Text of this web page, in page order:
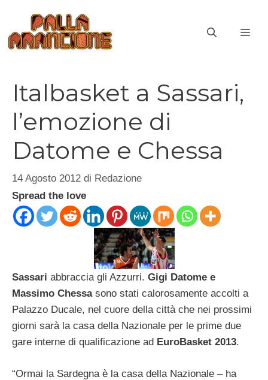
contenuto
Italbasket a Sassari,
l’emozione di
Datome e Chessa
14 Agosto 2012 di Redazione
Spread the love
Sassari abbraccia gli Azzurri. Gigi Datome e
Massimo Chessasono stati calorosamente accolti a
Palazzo Ducale, nel cuore della città che nei prossimi
giorni sarà la casa della Nazionale per le prime due
gare interne di qualificazione ad EuroBasket 2013.
“Ormai la Sardegna è la casa della Nazionale – ha